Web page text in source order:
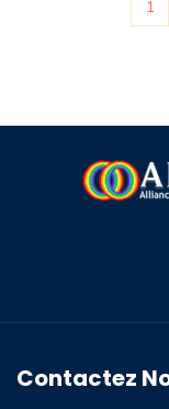
1
Contactez